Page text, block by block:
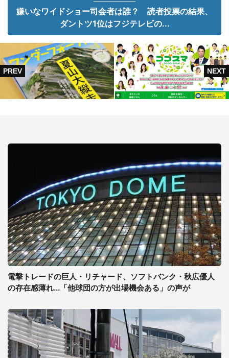
嫌いなワイドショー司会者は誰？ 読者投票の結果、
ダントツ1位はフジテレビの...
電撃トレードの巨人・リチャード、ソフトバンク・秋広優人
の存在感薄れ...「他球団の方が出場機会ある」の声が